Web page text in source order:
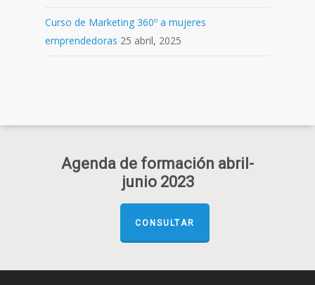
Curso de Marketing 360º a mujeres
emprendedoras 25 abril, 2025
Agenda de formación abril-
junio 2023
CONSULTAR